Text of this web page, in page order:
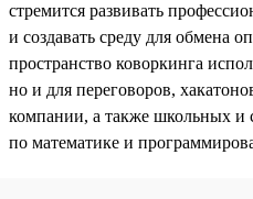
стремится развивать
и создавать среду для обмена
пространство коворкинга
но и для переговоров,
компании, а также школьных и
по математике и